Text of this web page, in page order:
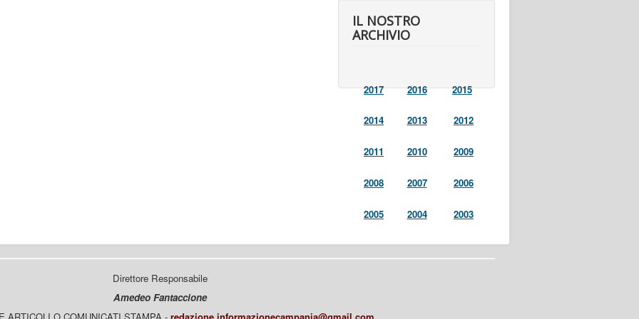
IL NOSTRO
ARCHIVIO
2017 2016 2015
2014 2013 2012
2011 2010 2009
2008 2007 2006
2005 2004 2003
Direttore Responsabile
Amedeo Fantaccione